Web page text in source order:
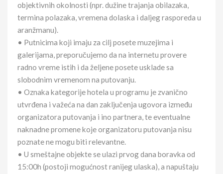
objektivnih okolnosti (npr. dužine trajanja obilazaka,
termina polazaka, vremena dolaska i daljeg rasporeda u
aranžmanu).
• Putnicima koji imaju za cilj posete muzejima i
galerijama, preporučujemo da na internetu provere
radno vreme istih i da željene posete usklade sa
slobodnim vremenom na putovanju.
• Oznaka kategorije hotela u programu je zvanično
utvrđena i važeća na dan zaključenja ugovora između
organizatora putovanja i ino partnera, te eventualne
naknadne promene koje organizatoru putovanja nisu
poznate ne mogu biti relevantne.
• U smeštajne objekte se ulazi prvog dana boravka od
15:00h (postoji mogućnost ranijeg ulaska), a napuštaju